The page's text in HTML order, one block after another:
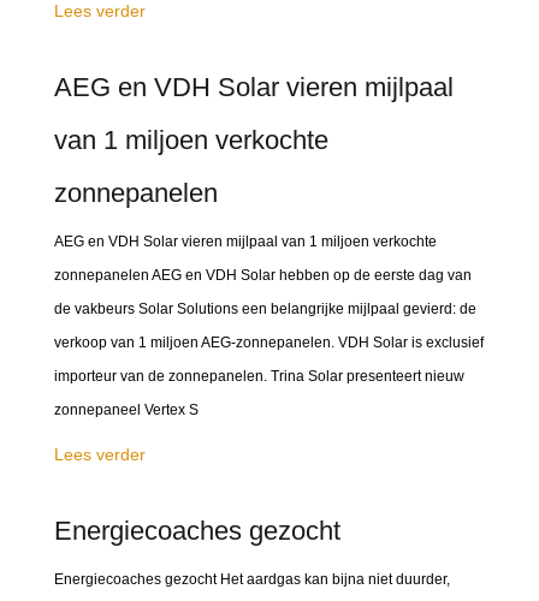
Lees verder
AEG en VDH Solar vieren mijlpaal
van 1 miljoen verkochte
zonnepanelen
AEG en VDH Solar vieren mijlpaal van 1 miljoen verkochte
zonnepanelen AEG en VDH Solar hebben op de eerste dag van
de vakbeurs Solar Solutions een belangrijke mijlpaal gevierd: de
verkoop van 1 miljoen AEG-zonnepanelen. VDH Solar is exclusief
importeur van de zonnepanelen. Trina Solar presenteert nieuw
zonnepaneel Vertex S
Lees verder
Energiecoaches gezocht
Energiecoaches gezocht Het aardgas kan bijna niet duurder,